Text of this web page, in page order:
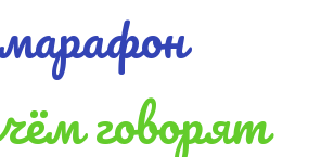
говорят